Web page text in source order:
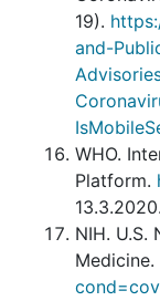
19).
and-
WHO.
Platform.
13.3.2020.
NIH. U.S.
Medicine.